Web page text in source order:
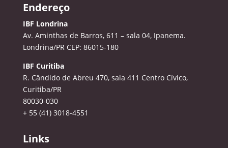
Endereço
IBF Londrina
Av. Aminthas de Barros, 611 – sala 04, Ipanema.
Londrina/PR CEP: 86015-180
IBF Curitiba
R. Cândido de Abreu 470, sala 411 Centro Cívico,
Curitiba/PR
80030-030
+ 55 (41) 3018-4551
Links